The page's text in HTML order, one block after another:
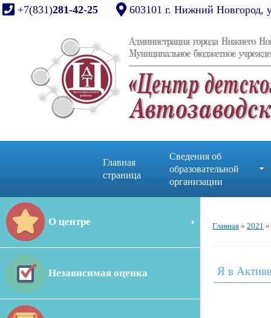
+7(831)281-42-25 603101 г. Нижний Новгород,
Главная
страница
Сведения об
образовательной
организации
О центре
Независимая оценка
Главная » 2021 »
Я в